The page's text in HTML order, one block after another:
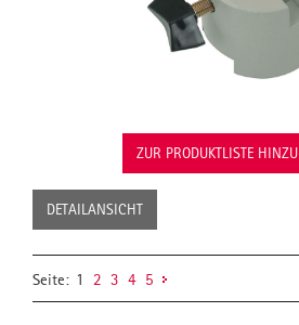
ZUR PRODUKTLISTE
DETAILANSICHT
Seite: 1 2 3 4 5